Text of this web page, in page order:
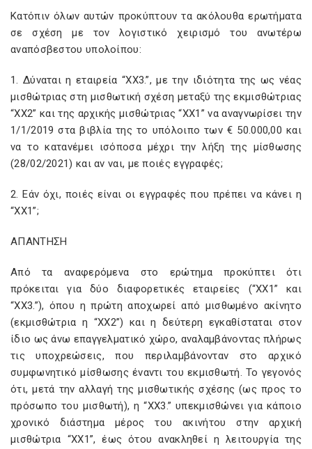
Κατόπιν όλων αυτών προκύπτουν τα ακόλουθα ερωτήματα
σε σχέση με τον λογιστικό χειρισμό του ανωτέρω
αναπόσβεστου υπολοίπου:
1. Δύναται η εταιρεία “XX3.”, με την ιδιότητα της ως νέας
μισθώτριας στη μισθωτική σχέση μεταξύ της εκμισθώτριας
“XX2” και της αρχικής μισθώτριας “XX1” να αναγνωρίσει την
1/1/2019 στα βιβλία της το υπόλοιπο των € 50.000,00 και
να το κατανέμει ισόποσα μέχρι την λήξη της μίσθωσης
(28/02/2021) και αν ναι, με ποιές εγγραφές;
2. Εάν όχι, ποιές είναι οι εγγραφές που πρέπει να κάνει η
“XX1”;
ΑΠΑΝΤΗΣΗ
Από τα αναφερόμενα στο ερώτημα προκύπτει ότι
πρόκειται για δύο διαφορετικές εταιρείες (“XX1” και
“XX3.”), όπου η πρώτη αποχωρεί από μισθωμένο ακίνητο
(εκμισθώτρια η “XX2”) και η δεύτερη εγκαθίσταται στον
ίδιο ως άνω επαγγελματικό χώρο, αναλαμβάνοντας πλήρως
τις υποχρεώσεις, που περιλαμβάνονταν στο αρχικό
συμφωνητικό μίσθωσης έναντι του εκμισθωτή. Το γεγονός
ότι, μετά την αλλαγή της μισθωτικής σχέσης (ως προς το
πρόσωπο του μισθωτή), η “XX3.” υπεκμισθώνει για κάποιο
χρονικό διάστημα μέρος του ακινήτου στην αρχική
μισθώτρια “XX1”, έως ότου ανακληθεί η λειτουργία της